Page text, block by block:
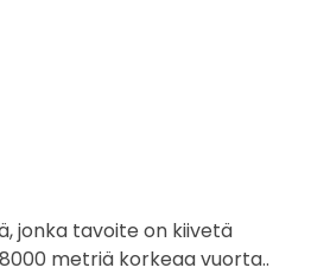
jonka tavoite on kiivetä
metriä korkeaa vuorta..